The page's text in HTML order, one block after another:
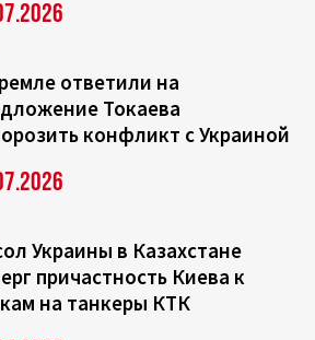
ответили на
Токаева
конфликт с Украиной
Украины в Казахстане
причастность Киева к
на танкеры КТК